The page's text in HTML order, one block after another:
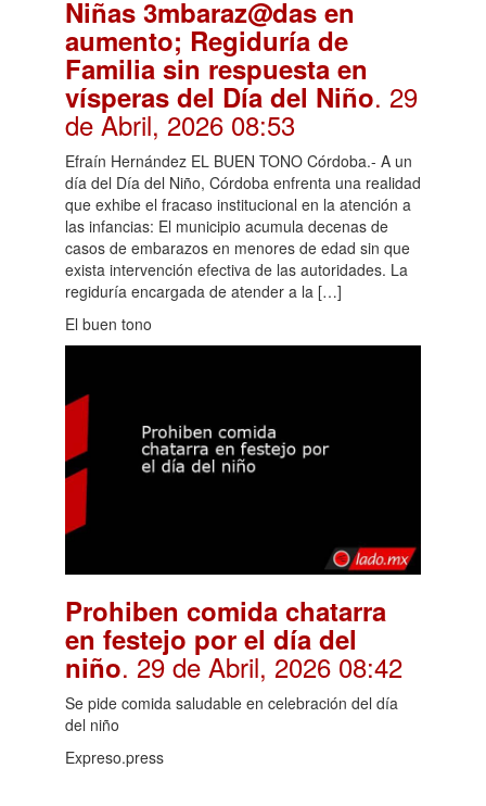
Niñas 3mbaraz@das en
aumento; Regiduría de
Familia sin respuesta en
vísperas del Día del Niño. 29
de Abril, 2026 08:53
Efraín Hernández EL BUEN TONO Córdoba.- A un
día del Día del Niño, Córdoba enfrenta una realidad
que exhibe el fracaso institucional en la atención a
las infancias: El municipio acumula decenas de
casos de embarazos en menores de edad sin que
exista intervención efectiva de las autoridades. La
regiduría encargada de atender a la […]
El buen tono
Prohiben comida chatarra
en festejo por el día del
niño. 29 de Abril, 2026 08:42
Se pide comida saludable en celebración del día
del niño
Expreso.press